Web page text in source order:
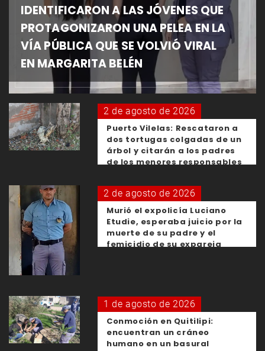
IDENTIFICARON A LAS JÓVENES QUE
PROTAGONIZARON UNA PELEA EN LA
VÍA PÚBLICA QUE SE VOLVIÓ VIRAL
EN MARGARITA BELÉN
2 de agosto de 2026
Puerto Vilelas: Rescataron a
dos tortugas colgadas de un
árbol y citarán a los padres
de los menores responsables
2 de agosto de 2026
Murió el expolicía Luciano
Etudie, esperaba juicio por la
muerte de su padre y el
femicidio de su expareja
1 de agosto de 2026
Conmoción en Quitilipi:
encuentran un cráneo
humano en un basural